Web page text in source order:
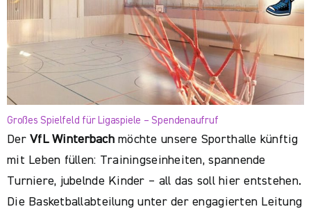
Großes Spielfeld für Ligaspiele – Spendenaufruf
DerVfL Winterbachmöchte unsere Sporthalle künftig
mit Leben füllen: Trainingseinheiten, spannende
Turniere, jubelnde Kinder – all das soll hier entstehen.
Die Basketballabteilung unter der engagierten Leitung